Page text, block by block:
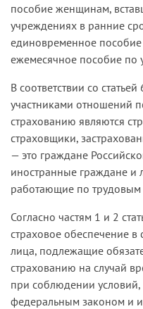
пособие женщинам,
учреждениях в ранние
единовременное
ежемесячное пособие по
В соответствии со
участниками отношений
страхованию являются
страховщики,
— это граждане
иностранные граждане и
работающие по трудовым
Согласно частям 1 и 2
страховое обеспечение
лица, подлежащие
страхованию на случай
при соблюдении
федеральным законом и